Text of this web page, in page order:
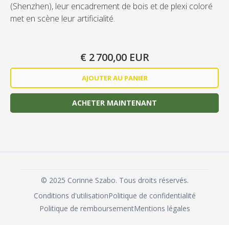
(Shenzhen), leur encadrement de bois et de plexi coloré
met en scène leur artificialité.
€ 2 700,00 EUR
ACHETER MAINTENANT
© 2025 Corinne Szabo. Tous droits réservés.
Conditions d'utilisationPolitique de confidentialité
Politique de remboursementMentions légales